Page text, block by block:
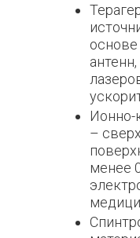
Ионно-
–
менее